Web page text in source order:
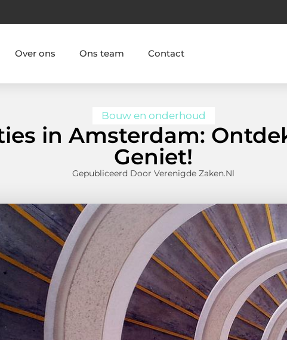
Over ons Ons team Contact
Bouw en onderhoud
in Amsterdam:
Geniet!
Gepubliceerd Door Verenigde Zaken.nl